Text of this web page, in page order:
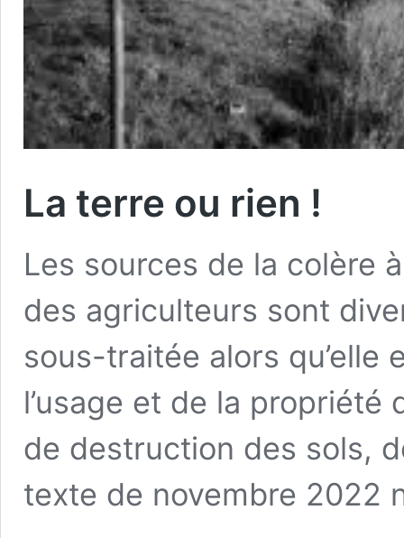
La terre ou rien !
Les sources de la colère
des agriculteurs sont
sous-traitée alors qu’elle
l’usage et de la
de destruction des sols,
texte de novembre 2022